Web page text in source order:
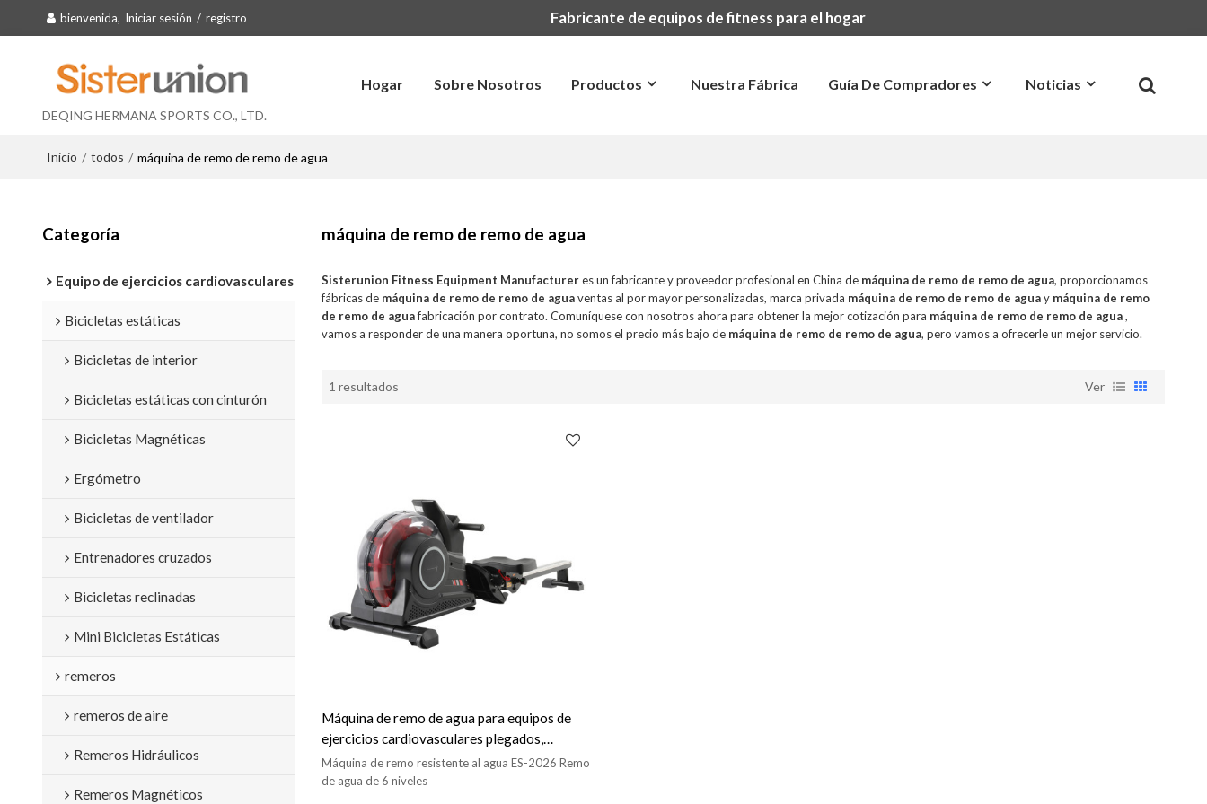
bienvenida, Iniciar sesión / registro Fabricante de equipos de fitness para el hogar
DEQING HERMANA SPORTS CO., LTD.
Hogar Sobre Nosotros Productos Nuestra Fábrica Guía De Compradores Noticias
Inicio / todos / máquina de remo de remo de agua
Categoría
Equipo de ejercicios cardiovasculares
Bicicletas estáticas
Bicicletas de interior
Bicicletas estáticas con cinturón
Bicicletas Magnéticas
Ergómetro
Bicicletas de ventilador
Entrenadores cruzados
Bicicletas reclinadas
Mini Bicicletas Estáticas
remeros
remeros de aire
Remeros Hidráulicos
Remeros Magnéticos
máquina de remo de remo de agua
Sisterunion Fitness Equipment Manufactureres un fabricante y proveedor profesional en China de máquina de remo de remo de agua, proporcionamos
fábricas de máquina de remo de remo de aguaventas al por mayor personalizadas, marca privada máquina de remo de remo de aguay máquina de remo
de remo de aguafabricación por contrato. Comuníquese con nosotros ahora para obtener la mejor cotización para máquina de remo de remo de agua,
vamos a responder de una manera oportuna, no somos el precio más bajo de máquina de remo de remo de agua, pero vamos a ofrecerle un mejor servicio.
1 resultados Ver
Máquina de remo de agua para equipos de
ejercicios cardiovasculares plegados,
remeros de agua para ejercicios en el hogar
Máquina de remo resistente al agua ES-2026 Remo
de agua de 6 niveles